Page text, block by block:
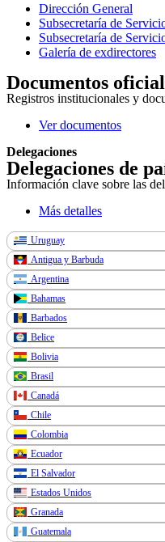
Dirección General
Subsecretaría de
Subsecretaría de
Galería de exdirectores
Documentos
Registros institucionales y
Ver documentos
Delegaciones
Delegaciones de
Información clave sobre las
Más detalles
Uruguay
Antigua y Barbuda
Argentina
Bahamas
Barbados
Belice
Bolivia
Brasil
Canadá
Chile
Colombia
Ecuador
El Salvador
Estados Unidos
Granada
Guatemala